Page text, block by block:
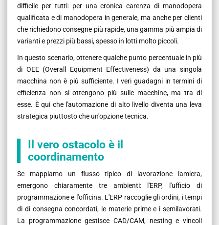
difficile per tutti: per una cronica carenza di manodopera
qualificata e di manodopera in generale, ma anche per clienti
che richiedono consegne più rapide, una gamma più ampia di
varianti e prezzi più bassi, spesso in lotti molto piccoli.
In questo scenario, ottenere qualche punto percentuale in più
di OEE (Overall Equipment Effectiveness) da una singola
macchina non è più sufficiente. I veri guadagni in termini di
efficienza non si ottengono più sulle macchine, ma tra di
esse. È qui che l'automazione di alto livello diventa una leva
strategica piuttosto che un'opzione tecnica.
Il vero ostacolo è il
coordinamento
Se mappiamo un flusso tipico di lavorazione lamiera,
emergono chiaramente tre ambienti: l'ERP, l'ufficio di
programmazione e l'officina. L'ERP raccoglie gli ordini, i tempi
di di consegna concordati, le materie prime e i semilavorati.
La programmazione gestisce CAD/CAM, nesting e vincoli